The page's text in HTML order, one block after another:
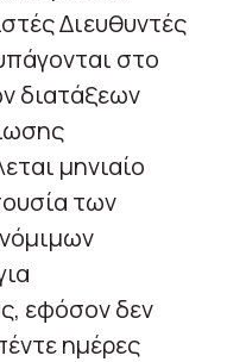
Διευθυντές
στο
διατάξεων
μηνιαίο
των
εφόσον δεν
ημέρες